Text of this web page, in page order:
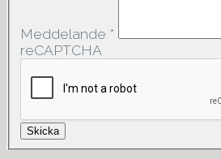
Meddelande *
reCAPTCHA
Skicka